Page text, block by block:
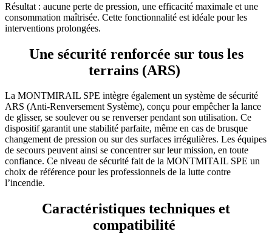
Résultat : aucune perte de pression, une efficacité maximale et une
consommation maîtrisée. Cette fonctionnalité est idéale pour les
interventions prolongées.
Une sécurité renforcée sur tous les
terrains (ARS)
La MONTMIRAIL SPE intègre également un système de sécurité
ARS (Anti-Renversement Système), conçu pour empêcher la lance
de glisser, se soulever ou se renverser pendant son utilisation. Ce
dispositif garantit une stabilité parfaite, même en cas de brusque
changement de pression ou sur des surfaces irrégulières. Les équipes
de secours peuvent ainsi se concentrer sur leur mission, en toute
confiance. Ce niveau de sécurité fait de la MONTMITAIL SPE un
choix de référence pour les professionnels de la lutte contre
l’incendie.
Caractéristiques techniques et
compatibilité